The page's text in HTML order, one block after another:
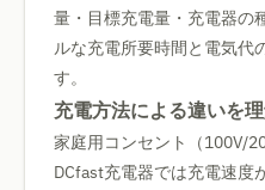
量・目標充電量・充電器の
ルな充電所要時間と電気代
す。
充電方法による違いを
家庭用コンセント（100V/
DCfast充電器では充電速度